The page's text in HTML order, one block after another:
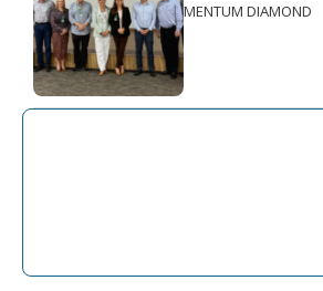
QMENTUM DIAMOND